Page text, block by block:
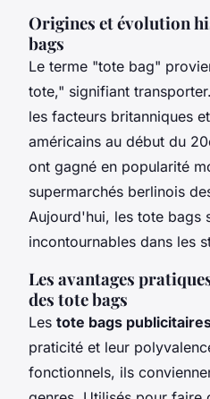
Origines et évolution
bags
Le terme "tote bag"
tote," signifiant
les facteurs britanniques
américains au début du
ont gagné en popularité
supermarchés berlinois
Aujourd'hui, les tote bags
incontournables dans les
Les avantages
des tote bags
Les tote bags
praticité et leur
fonctionnels, ils